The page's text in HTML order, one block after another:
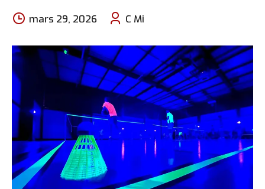
mars 29, 2026 C Mi